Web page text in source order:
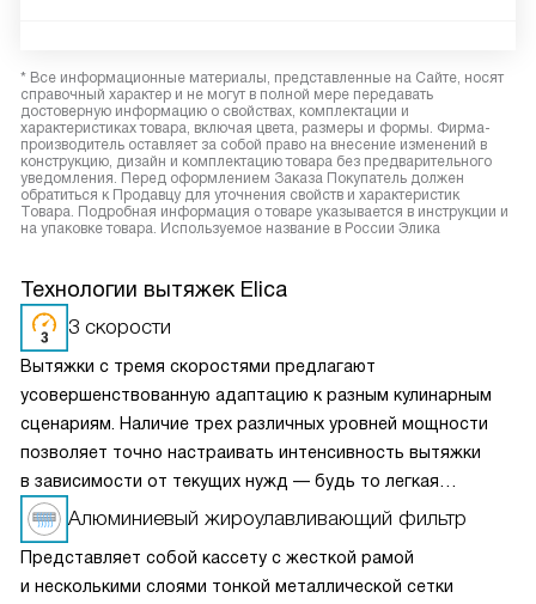
* Все информационные материалы, представленные на Сайте, носят
справочный характер и не могут в полной мере передавать
достоверную информацию о свойствах, комплектации и
характеристиках товара, включая цвета, размеры и формы. Фирма-
производитель оставляет за собой право на внесение изменений в
конструкцию, дизайн и комплектацию товара без предварительного
уведомления. Перед оформлением Заказа Покупатель должен
обратиться к Продавцу для уточнения свойств и характеристик
Товара. Подробная информация о товаре указывается в инструкции и
на упаковке товара. Используемое название в России Элика
Технологии вытяжек Elica
3 скорости
Вытяжки с тремя скоростями предлагают
усовершенствованную адаптацию к разным кулинарным
сценариям. Наличие трех различных уровней мощности
позволяет точно настраивать интенсивность вытяжки
в зависимости от текущих нужд — будь то легкая
вентиляция при медленном приготовлении или мощное
удаление пара и запахов при интенсивной жарке. Это
делает вытяжку универсальным решением для любых
кулинарных задач и сохраняет воздух на кухне свежим
Алюминиевый жироулавливающий фильтр
Представляет собой кассету с жесткой рамой
и несколькими слоями тонкой металлической сетки